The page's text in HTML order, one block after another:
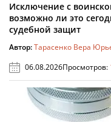
Исключение с
возможно ли это
судебной защит
Автор:Тарасенко Вера
06.08.2026Просмотров: